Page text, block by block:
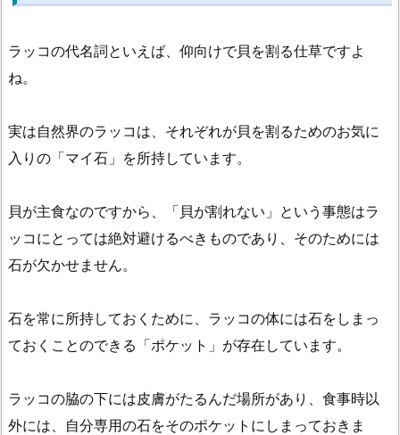
ラッコの代名詞といえば、仰向けで貝を割る仕草ですよ
ね。
実は自然界のラッコは、それぞれが貝を割るためのお気に
入りの「マイ石」を所持しています。
貝が主食なのですから、「貝が割れない」という事態はラ
ッコにとっては絶対避けるべきものであり、そのためには
石が欠かせません。
石を常に所持しておくために、ラッコの体には石をしまっ
ておくことのできる「ポケット」が存在しています。
ラッコの脇の下には皮膚がたるんだ場所があり、食事時以
外には、自分専用の石をそのポケットにしまっておきま